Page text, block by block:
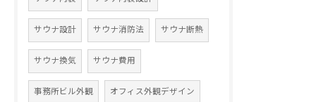
サウナ設計 サウナ消防法 サウナ断熱
サウナ換気 サウナ費用
事務所ビル外観 オフィス外観デザイン